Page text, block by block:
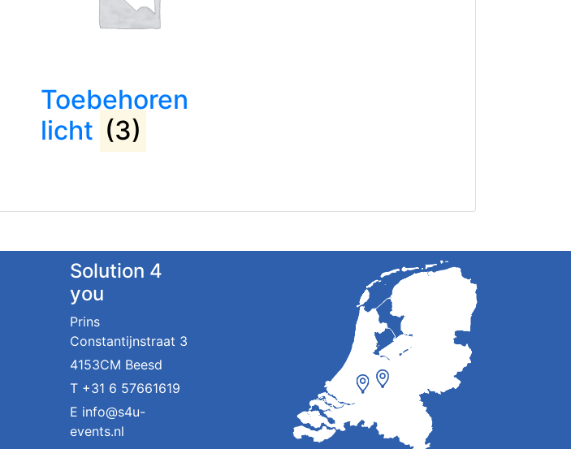
Toebehoren
licht (3)
Solution 4
you
Prins
Constantijnstraat 3
4153CM Beesd
T +31 6 57661619
E info@s4u-
events.nl